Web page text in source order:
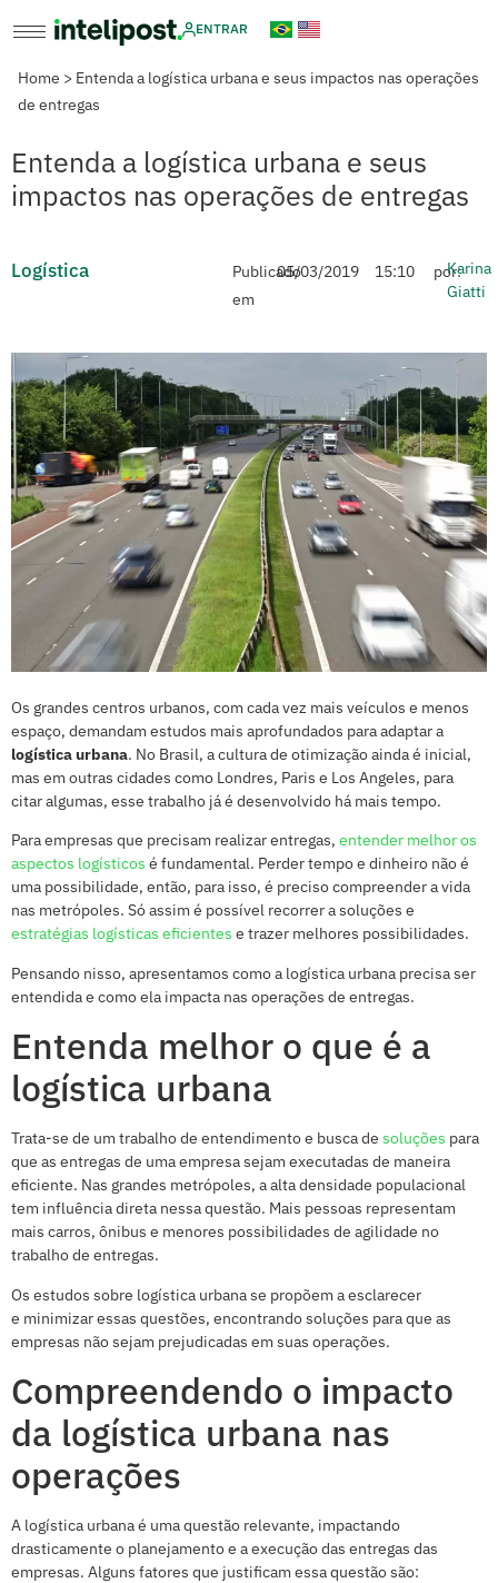
ENTRAR
Home > Entenda a logística urbana e seus impactos nas operações
de entregas
Entenda a logística urbana e seus
impactos nas operações de entregas
Logística
Publicado
em
05/03/2019 15:10 por:Karina
Giatti
Os grandes centros urbanos, com cada vez mais veículos e menos
espaço, demandam estudos mais aprofundados para adaptar a
logística urbana. No Brasil, a cultura de otimização ainda é inicial,
mas em outras cidades como Londres, Paris e Los Angeles, para
citar algumas, esse trabalho já é desenvolvido há mais tempo.
Para empresas que precisam realizar entregas, entender melhor os
aspectos logísticos é fundamental. Perder tempo e dinheiro não é
uma possibilidade, então, para isso, é preciso compreender a vida
nas metrópoles. Só assim é possível recorrer a soluções e
estratégias logísticas eficientes e trazer melhores possibilidades.
Pensando nisso, apresentamos como a logística urbana precisa ser
entendida e como ela impacta nas operações de entregas.
Entenda melhor o que é a
logística urbana
Trata-se de um trabalho de entendimento e busca de soluções para
que as entregas de uma empresa sejam executadas de maneira
eficiente. Nas grandes metrópoles, a alta densidade populacional
tem influência direta nessa questão. Mais pessoas representam
mais carros, ônibus e menores possibilidades de agilidade no
trabalho de entregas.
Os estudos sobre logística urbana se propõem a esclarecer
e minimizar essas questões, encontrando soluções para que as
empresas não sejam prejudicadas em suas operações.
Compreendendo o impacto
da logística urbana nas
operações
A logística urbana é uma questão relevante, impactando
drasticamente o planejamento e a execução das entregas das
empresas. Alguns fatores que justificam essa questão são: